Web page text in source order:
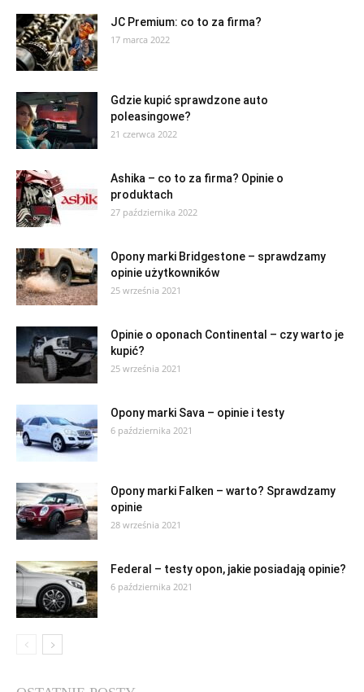
JC Premium: co to za firma?
17 marca 2022
Gdzie kupić sprawdzone auto
poleasingowe?
21 czerwca 2022
Ashika – co to za firma? Opinie o
produktach
27 października 2022
Opony marki Bridgestone – sprawdzamy
opinie użytkowników
25 września 2021
Opinie o oponach Continental – czy warto je
kupić?
25 września 2021
Opony marki Sava – opinie i testy
6 października 2021
Opony marki Falken – warto? Sprawdzamy
opinie
28 września 2021
Federal – testy opon, jakie posiadają opinie?
6 października 2021